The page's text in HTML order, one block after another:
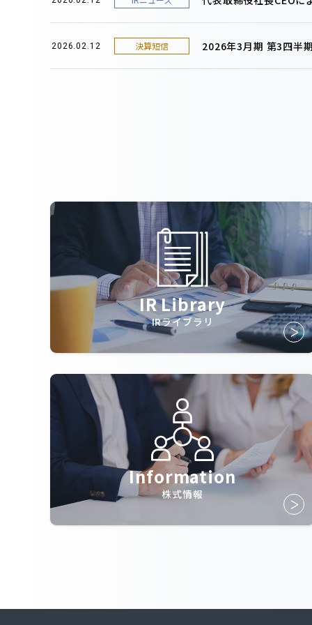
2026.02.12 決算短信 2026年3月期 第3四半
IR Library
IRライブラリ
Information
株式情報